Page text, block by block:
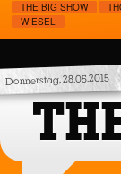
THE BIG SHOW
WIESEL
Donnerstag, 28.05.2015